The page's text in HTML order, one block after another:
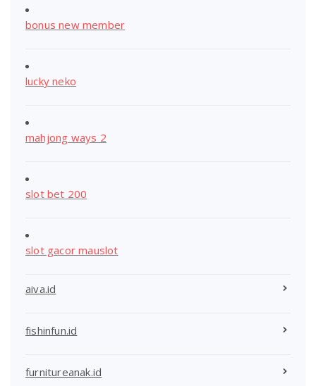
bonus new member
lucky neko
mahjong ways 2
slot bet 200
slot gacor mauslot
aiva.id
fishinfun.id
furnitureanak.id